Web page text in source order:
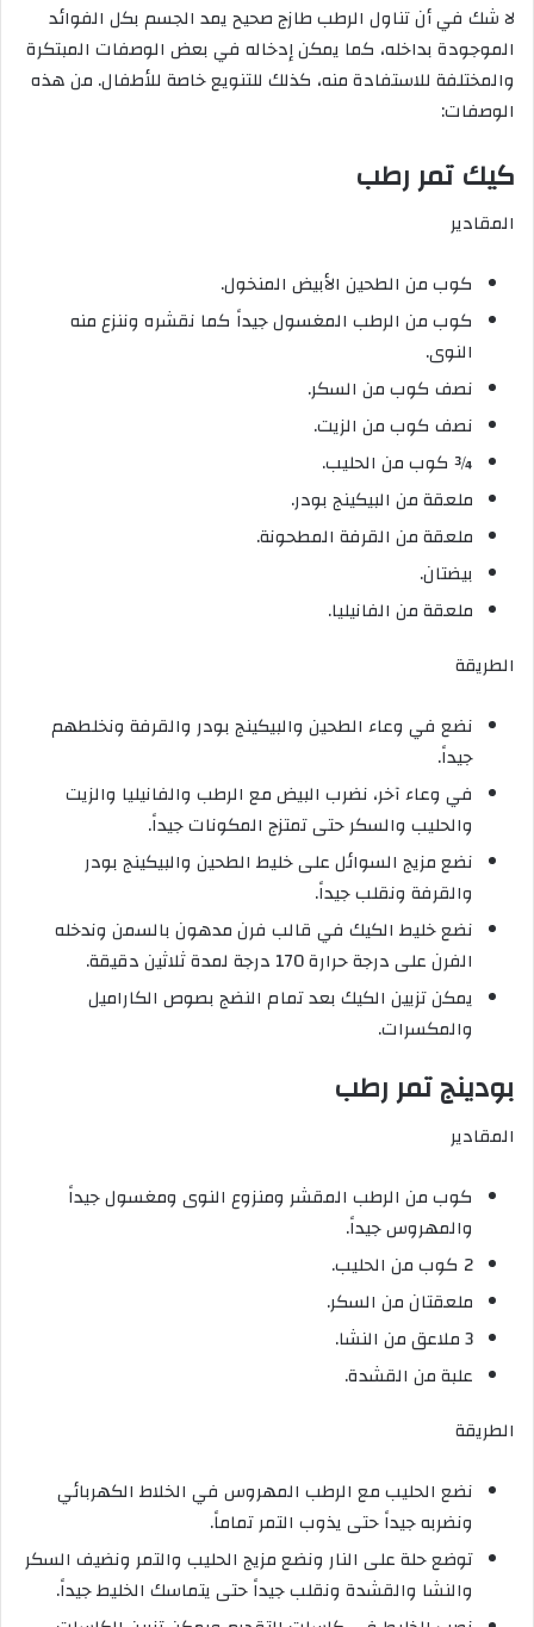
لا شك في أن تناول الرطب طازج صحيح يمد الجسم بكل الفوائد
الموجودة بداخله، كما يمكن إدخاله في بعض الوصفات المبتكرة
والمختلفة للاستفادة منه، كذلك للتنويع خاصة للأطفال. من هذه
الوصفات:
كيك تمر رطب
المقادير
كوب من الطحين الأبيض المنخول.
كوب من الرطب المغسول جيداً كما نقشره وننزع منه
النوى.
نصف كوب من السكر.
نصف كوب من الزيت.
¾ كوب من الحليب.
ملعقة من البيكينج بودر.
ملعقة من القرفة المطحونة.
بيضتان.
ملعقة من الفانيليا.
الطريقة
نضع في وعاء الطحين والبيكينج بودر والقرفة ونخلطهم
جيداً.
في وعاء آخر، نضرب البيض مع الرطب والفانيليا والزيت
والحليب والسكر حتى تمتزج المكونات جيداً.
نضع مزيج السوائل على خليط الطحين والبيكينج بودر
والقرفة ونقلب جيداً.
نضع خليط الكيك في قالب فرن مدهون بالسمن وندخله
الفرن على درجة حرارة 170 درجة لمدة ثلاثين دقيقة.
يمكن تزيين الكيك بعد تمام النضج بصوص الكاراميل
والمكسرات.
بودينج تمر رطب
المقادير
كوب من الرطب المقشر ومنزوع النوى ومغسول جيداً
والمهروس جيداً.
2 كوب من الحليب.
ملعقتان من السكر.
3 ملاعق من النشا.
علبة من القشدة.
الطريقة
نضع الحليب مع الرطب المهروس في الخلاط الكهربائي
ونضربه جيداً حتى يذوب التمر تماماً.
توضع حلة على النار ونضع مزيج الحليب والتمر ونضيف السكر
والنشا والقشدة ونقلب جيداً حتى يتماسك الخليط جيداً.